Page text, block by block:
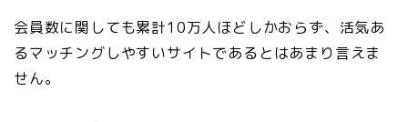
会員数に関しても累計10万人ほどしかおらず、活気あ
るマッチングしやすいサイトであるとはあまり言えま
せん。